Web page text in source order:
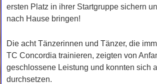
ersten Platz in ihrer Startgruppe sichern
nach Hause bringen!
Die acht Tänzerinnen und Tänzer, die
TC Concordia trainieren, zeigten von
geschlossene Leistung und konnten sich
durchsetzen.